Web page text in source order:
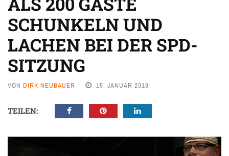
SCHUNKELN UND
LACHEN BEI DER SPD-
SITZUNG
VON DIRK NEUBAUER 15. JANUAR 2019
TEILEN: